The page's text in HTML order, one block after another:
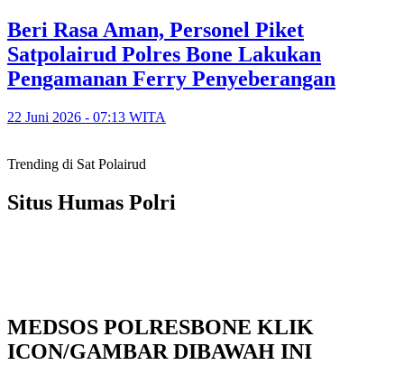
Beri Rasa Aman, Personel Piket
Satpolairud Polres Bone Lakukan
Pengamanan Ferry Penyeberangan
22 Juni 2026 - 07:13 WITA
Trending di Sat Polairud
Situs Humas Polri
MEDSOS POLRESBONE KLIK
ICON/GAMBAR DIBAWAH INI